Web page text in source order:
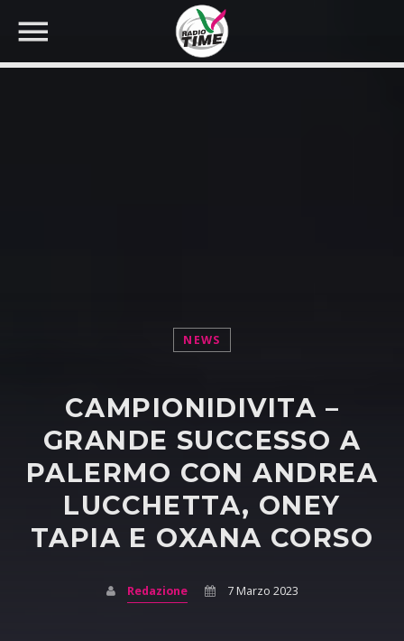
NEWS
CAMPIONIDIVITA –
GRANDE SUCCESSO A
PALERMO CON ANDREA
LUCCHETTA, ONEY
TAPIA E OXANA CORSO
Redazione 7 Marzo 2023